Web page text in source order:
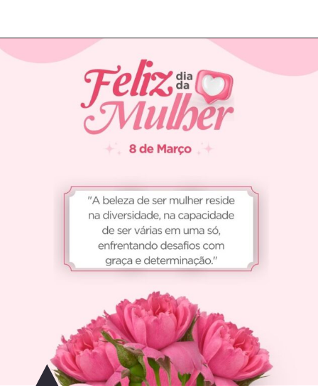
Opening